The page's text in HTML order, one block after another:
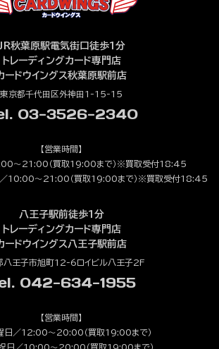
秋葉原駅電気街口徒歩1分
トレーディングカード専門店
ードウイングス秋葉原駅前店
東京都千代田区外神田1-15-15
03-3526-2340
【営業時間】
～21:00（買取19:00まで）※買取受付18:45
／10:00～21:00（買取19:00まで）※買取受付18:45
八王子駅前徒歩1分
トレーディングカード専門店
ードウイングス八王子駅前店
八王子市旭町12-6ロイビル八王子2F
042-634-1955
【営業時間】
日／12:00～20:00（買取19:00まで）
祝日／10:00～20:00（買取19:00まで）